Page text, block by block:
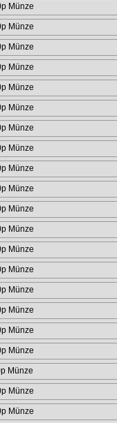
Münze
Münze
Münze
Münze
Münze
Münze
Münze
Münze
Münze
Münze
Münze
Münze
Münze
Münze
Münze
Münze
Münze
Münze
Münze
Münze
Münze